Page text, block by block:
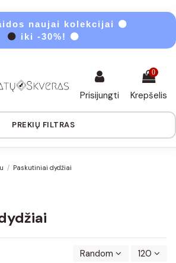
naujai kolekcijai ⚫
⚫ iki -30%! ⚫
Prisijungti
0
Krepšelis
PREKIŲ FILTRAS
Paskutiniai dydžiai
Random 120